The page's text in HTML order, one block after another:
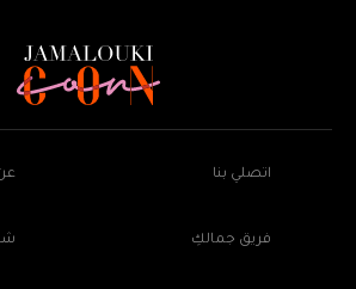
اتصلي بنا
فريق جمالكِ